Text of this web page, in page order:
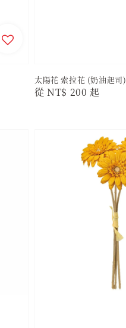
太陽花 索拉花 (奶油起司)
Regular
從NT$ 200 起